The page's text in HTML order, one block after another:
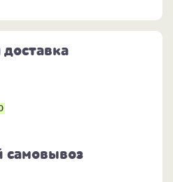
презент сделает
во всех